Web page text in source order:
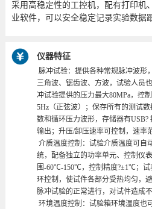
采用高稳定性的工控机，配有打印机
业软件，可以安全稳定记录实验数据
仪器特征
脉冲试验：提供各种常规脉冲波形
三角波、锯齿波、方波，试验人员
冲试验提供的压力最大80MPa，控
5Hz（正弦波）；保存所有的测试
数和循环压力波形，存储器有USB?
输出；升压/卸压速率可控制，速率范
介质温度控制：试验介质温度可自
统，配备独立的功率单元、控制仪
围-60℃-150℃，控制精度?±1℃；试
环控制，使试件各部分受热均匀，
脉冲试验的正常进行，对试件造成不
环境温度控制：试验箱环境温度也